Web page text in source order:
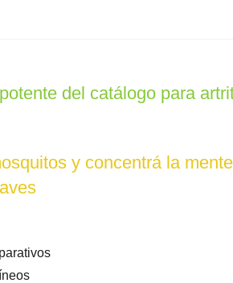
del catálogo para
y concentrá la